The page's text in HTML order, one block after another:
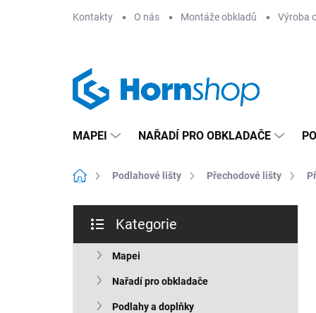
Kontakty O nás Montáže obkladů Výroba
MAPEI NAŘADÍ PRO OBKLADAČE
Domů Podlahové lišty Přechodové lišty
s
kategorie
Kategorie
Mapei
Nařadí pro obkladače
Podlahy a doplňky